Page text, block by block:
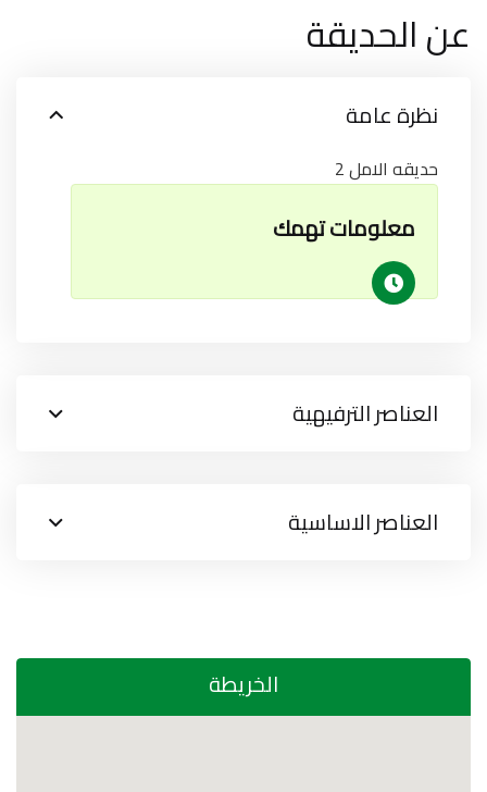
عن الحديقة
نظرة عامة
حديقه الامل 2
معلومات تهمك
العناصر الترفيهية
العناصر الاساسية
الخريطة